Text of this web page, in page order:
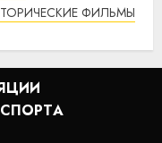
ФИЛЬМЫ
совести
Ridge